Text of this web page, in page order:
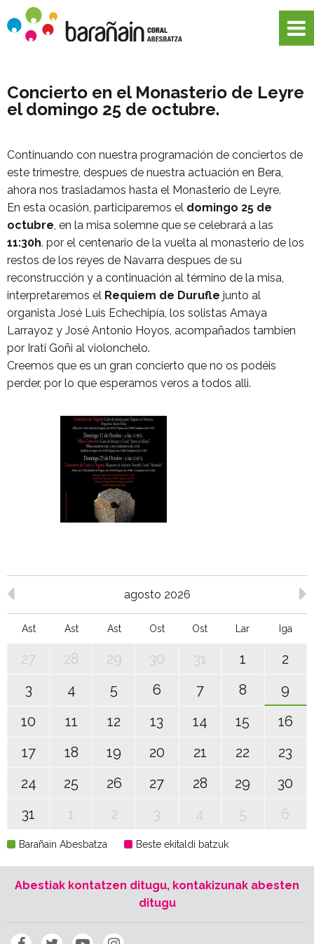
Concierto en el Monasterio de Leyre
el domingo 25 de octubre.
Continuando con nuestra programación de conciertos de
este trimestre, despues de nuestra actuación en Bera,
ahora nos trasladamos hasta el Monasterio de Leyre.
En esta ocasión, participaremos el domingo 25 de
octubre, en la misa solemne que se celebrará a las
11:30h. por el centenario de la vuelta al monasterio de los
restos de los reyes de Navarra despues de su
reconstrucción y a continuación al término de la misa,
interpretaremos el Requiem de Durufle junto al
organista José Luis Echechipía, los solistas Amaya
Larrayoz y José Antonio Hoyos, acompañados tambien
por Irati Goñi al violonchelo.
Creemos que es un gran concierto que no os podéis
perder, por lo que esperamos veros a todos alli.
agosto 2026
Ast Ast Ast Ost Ost Lar Iga
27 28 29 30 31 1
2
3
4 5 6 7 8
9
10
11 12 13 14 15
16
17
18 19 20 21 22
23
24
25 26 27 28 29
30
31
1 2 3 4 5 6
Barañain Abesbatza Beste ekitaldi batzuk
Abestiak kontatzen ditugu, kontakizunak abesten
ditugu